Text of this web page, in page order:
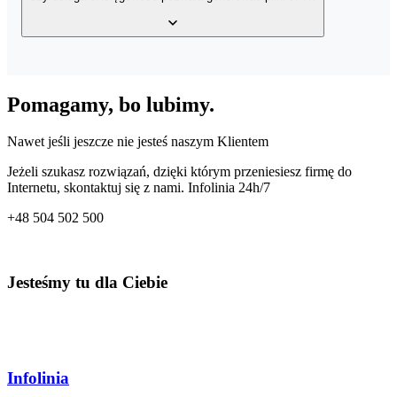
Twoim magazynie z dowolnego miejsca o dowolnej porze.
JPK_KPiR. Dzięki temu co miesiąc przygotujesz odpowiedni plik
Pomagamy, bo lubimy.
Nawet jeśli jeszcze nie jesteś naszym Klientem
Jeżeli szukasz rozwiązań, dzięki którym przeniesiesz firmę do
Internetu, skontaktuj się z nami. Infolinia 24h/7
+48 504 502 500
Jesteśmy tu dla Ciebie
Infolinia